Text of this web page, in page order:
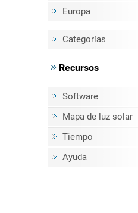
Europa
Categorías
Recursos
Software
Mapa de luz solar
Tiempo
Ayuda